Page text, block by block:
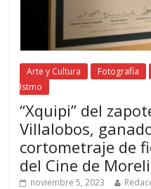
Arte y Cultura Fotografía
Istmo
“Xquipi” del
Villalobos,
cortometraje de
del Cine de
noviembre 5, 2023